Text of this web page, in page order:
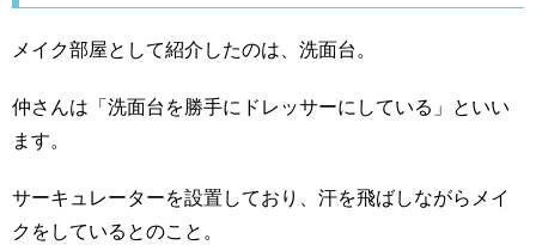
メイク部屋として紹介したのは、洗面台。
仲さんは「洗面台を勝手にドレッサーにしている」といい
ます。
サーキュレーターを設置しており、汗を飛ばしながらメイ
クをしているとのこと。